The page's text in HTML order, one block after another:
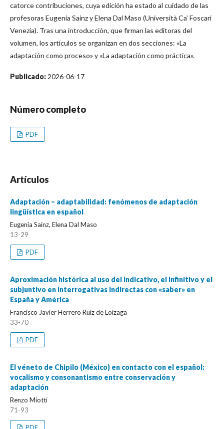
catorce contribuciones, cuya edición ha estado al cuidado de las
profesoras Eugenia Sainz y Elena Dal Maso (Università Ca’ Foscari
Venezia). Tras una introducción, que firman las editoras del
volumen, los artículos se organizan en dos secciones: «La
adaptación como proceso» y «La adaptación como práctica».
Publicado: 2026-06-17
Número completo
PDF
Artículos
Adaptación – adaptabilidad: fenómenos de adaptación
lingüística en español
Eugenia Sainz, Elena Dal Maso
13-29
PDF
Aproximación histórica al uso del indicativo, el infinitivo y el
subjuntivo en interrogativas indirectas con «saber» en
España y América
Francisco Javier Herrero Ruiz de Loizaga
33-70
PDF
El véneto de Chipilo (México) en contacto con el español:
vocalismo y consonantismo entre conservación y
adaptación
Renzo Miotti
71-93